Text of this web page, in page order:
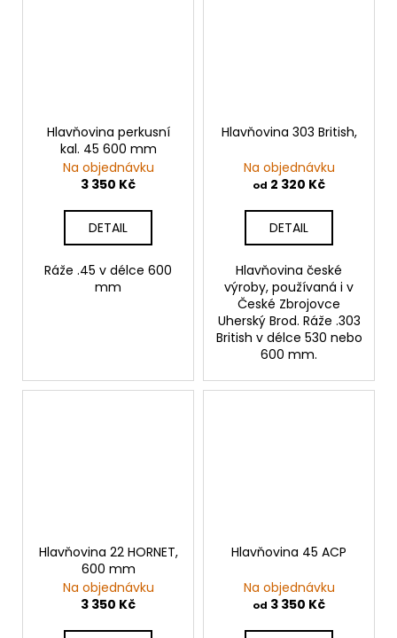
Hlavňovina perkusní
kal. 45 600 mm
Na objednávku
3 350 Kč
DETAIL
Ráže .45 v délce 600
mm
Hlavňovina 303 British,
Na objednávku
od 2 320 Kč
DETAIL
Hlavňovina české
výroby, používaná i v
České Zbrojovce
Uherský Brod. Ráže .303
British v délce 530 nebo
600 mm.
Hlavňovina 22 HORNET,
600 mm
Na objednávku
3 350 Kč
Hlavňovina 45 ACP
Na objednávku
od 3 350 Kč